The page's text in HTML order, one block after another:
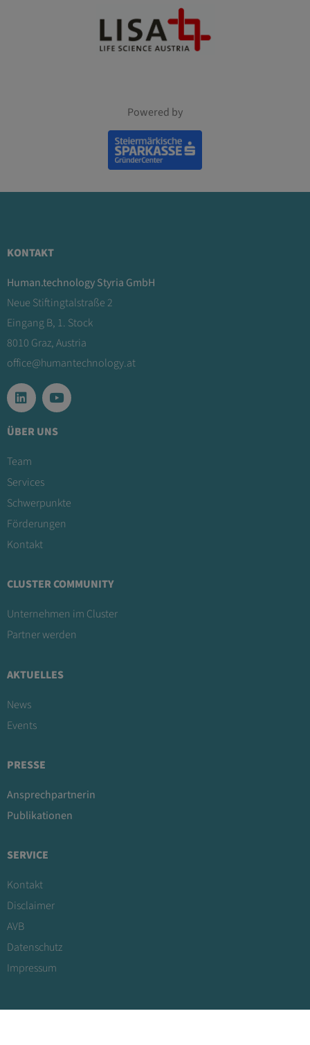
Powered by
KONTAKT
Human.technology Styria GmbH
Neue Stiftingtalstraße 2
Eingang B, 1. Stock
8010 Graz, Austria
office@humantechnology.at
ÜBER UNS
Team
Services
Schwerpunkte
Förderungen
Kontakt
CLUSTER COMMUNITY
Unternehmen im Cluster
Partner werden
AKTUELLES
News
Events
PRESSE
Ansprechpartnerin
Publikationen
SERVICE
Kontakt
Disclaimer
AVB
Datenschutz
Impressum